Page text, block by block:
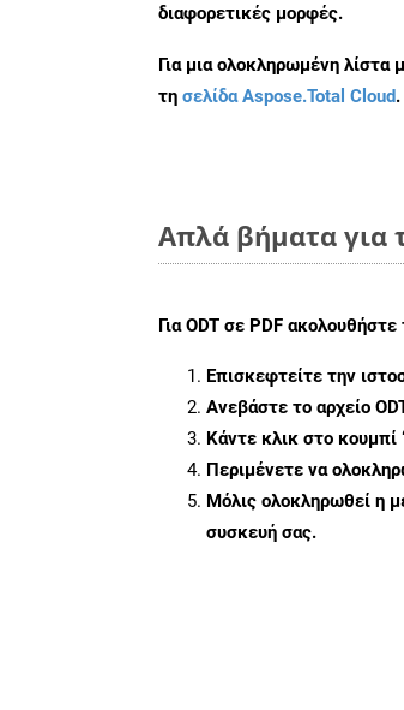
διαφορετικές μορφές.
Για μια ολοκληρωμένη λίστα
τη σελίδα Aspose.Total Cloud.
Απλά βήματα για
ΓιαODT σε PDF ακολουθήστε
Επισκεφτείτε την
Ανεβάστε το αρχείο
Κάντε κλικ στο κουμπί
Περιμένετε να
Μόλις ολοκληρωθεί η
συσκευή σας.